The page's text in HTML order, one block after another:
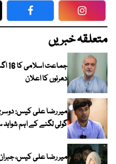
Facebook
متعلقہ خبریں
دھرنوں کا اعلان
میر رضا علی کیس:
گولی لگنے کے اہم
میر رضا علی کیس،